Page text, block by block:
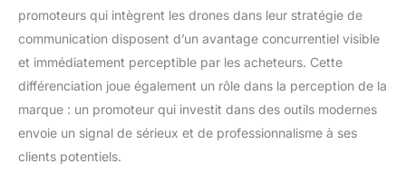
promoteurs qui intègrent les drones dans leur stratégie de
communication disposent d’un avantage concurrentiel visible
et immédiatement perceptible par les acheteurs. Cette
différenciation joue également un rôle dans la perception de la
marque : un promoteur qui investit dans des outils modernes
envoie un signal de sérieux et de professionnalisme à ses
clients potentiels.